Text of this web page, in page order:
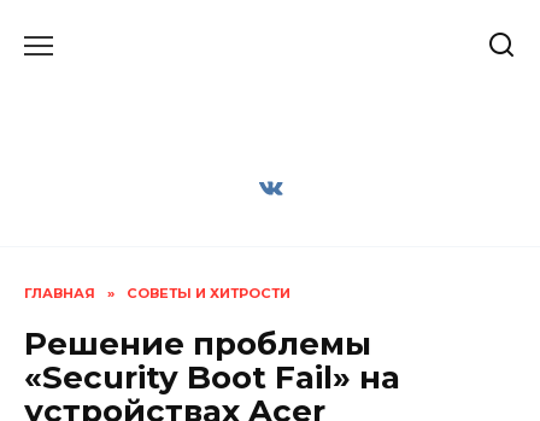
ГЛАВНАЯ » СОВЕТЫ И ХИТРОСТИ
Решение проблемы
«Security Boot Fail» на
устройствах Acer